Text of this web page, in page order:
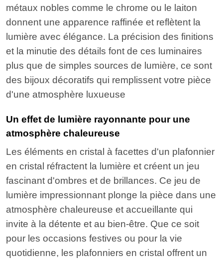
métaux nobles comme le chrome ou le laiton
donnent une apparence raffinée et reflètent la
lumière avec élégance. La précision des finitions
et la minutie des détails font de ces luminaires
plus que de simples sources de lumière, ce sont
des bijoux décoratifs qui remplissent votre pièce
d'une atmosphère luxueuse
Un effet de lumière rayonnante pour une
atmosphère chaleureuse
Les éléments en cristal à facettes d'un plafonnier
en cristal réfractent la lumière et créent un jeu
fascinant d'ombres et de brillances. Ce jeu de
lumière impressionnant plonge la pièce dans une
atmosphère chaleureuse et accueillante qui
invite à la détente et au bien-être. Que ce soit
pour les occasions festives ou pour la vie
quotidienne, les plafonniers en cristal offrent un